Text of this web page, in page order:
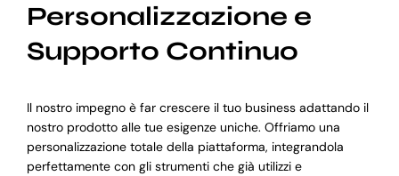
Personalizzazione e
Supporto Continuo
Il nostro impegno è far crescere il tuo business adattando il
nostro prodotto alle tue esigenze uniche. Offriamo una
personalizzazione totale della piattaforma, integrandola
perfettamente con gli strumenti che già utilizzi e